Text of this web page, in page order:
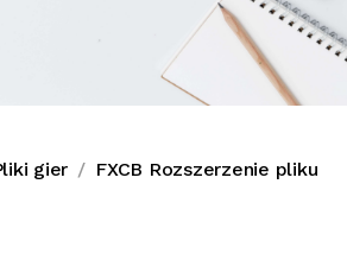
gier FXCB Rozszerzenie pliku